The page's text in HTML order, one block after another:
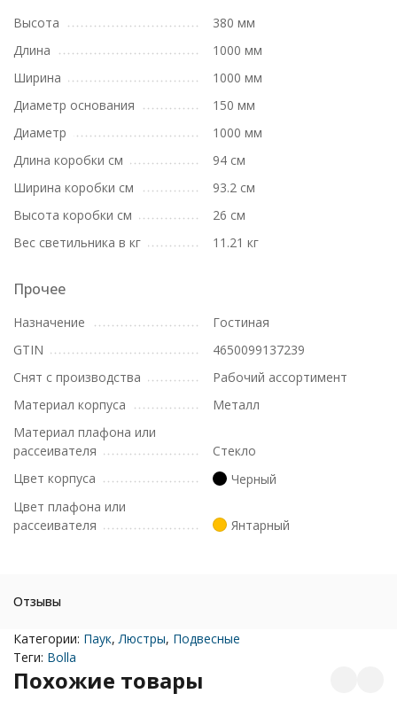
Высота
380 мм
Длина
1000 мм
Ширина
1000 мм
Диаметр основания
150 мм
Диаметр
1000 мм
Длина коробки см
94 см
Ширина коробки см
93.2 см
Высота коробки см
26 см
Вес светильника в кг
11.21 кг
Прочее
Назначение
Гостиная
GTIN
4650099137239
Снят с производства
Рабочий ассортимент
Материал корпуса
Металл
Материал плафона или
рассеивателя
Стекло
Цвет корпуса
Черный
Цвет плафона или
рассеивателя
Янтарный
Отзывы
Категории: Паук, Люстры, Подвесные
Теги: Bolla
Похожие товары